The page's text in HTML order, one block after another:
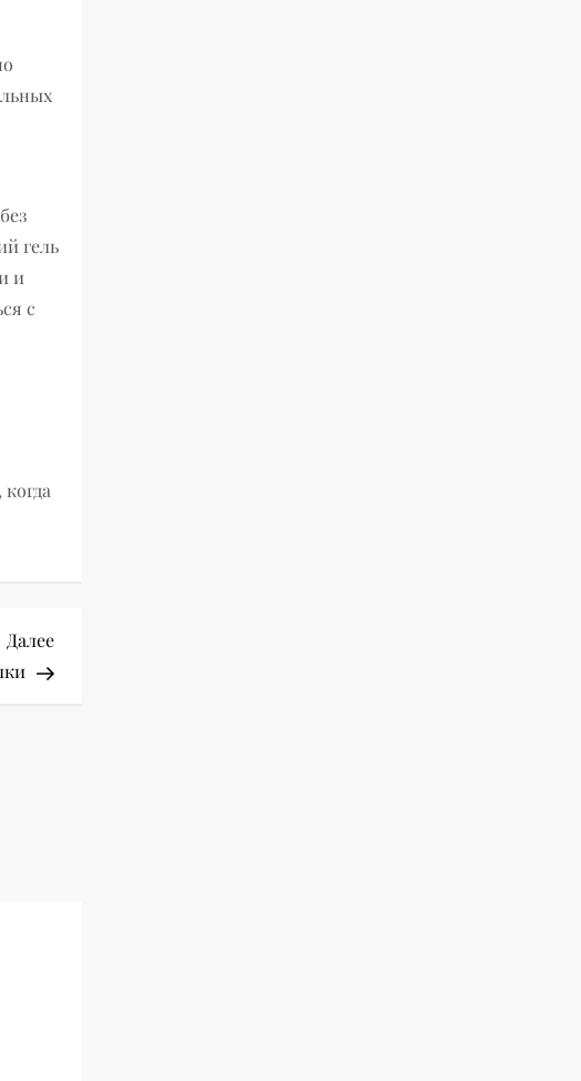
гель
и
с
Следующая
запись
Далее